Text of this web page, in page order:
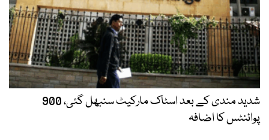
شدید مندی کے بعد اسٹاک مارکیٹ سنبھل گئی، 900
پوائنٹس کا اضافہ